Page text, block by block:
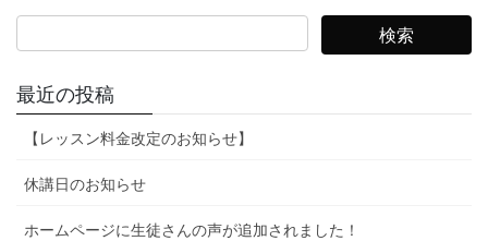
の
ペ
ー
ジ
送
り
ペ
ペ
ペ
最近の投稿
【レッスン料金改定のお知らせ】
休講日のお知らせ
ホームページに生徒さんの声が追加されました！